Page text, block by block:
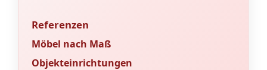
Referenzen
Möbel nach Maß
Objekteinrichtungen